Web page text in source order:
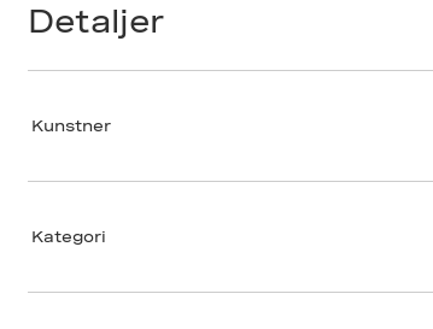
Detaljer
Kunstner
Kategori